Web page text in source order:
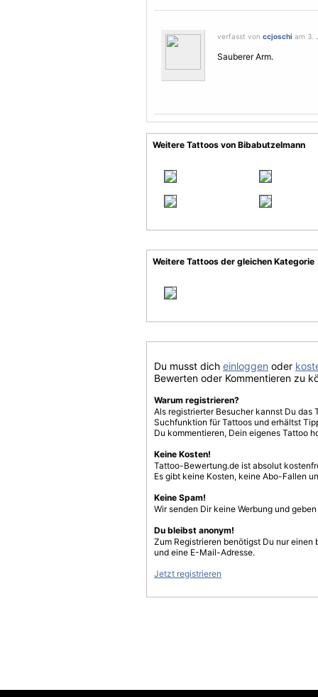
verfasst von ccjoschi am 3.
Sauberer Arm.
Weitere Tattoos von Bibabutzelmann
Weitere Tattoos der gleichen Kategorie
Du musst dich einloggen oder
Bewerten oder Kommentieren zu
Warum registrieren?
Als registrierter Besucher kannst Du
Suchfunktion für Tattoos und erhältst
Du kommentieren, Dein eigenes Tattoo
Keine Kosten!
Tattoo-Bewertung.de ist absolut
Es gibt keine Kosten, keine Abo-Fallen
Keine Spam!
Wir senden Dir keine Werbung und
Du bleibst anonym!
Zum Registrieren benötigst Du nur einen
und eine E-Mail-Adresse.
Jetzt registrieren